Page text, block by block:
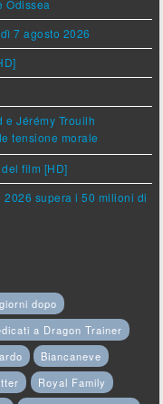
Odissea
7 agosto 2026
e Jérémy Trouilh
tensione morale
film [HD]
2026 supera i 50 milioni di
dopo
a Dragon Trainer
Biancaneve
Royal Family